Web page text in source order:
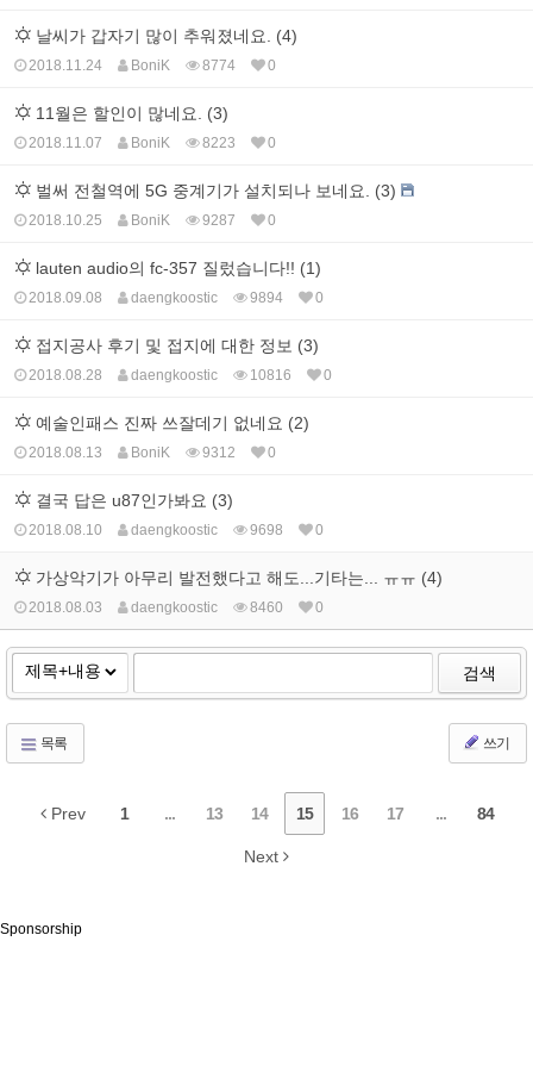
날씨가 갑자기 많이 추워졌네요. (4)
2018.11.24 BoniK 8774 0
11월은 할인이 많네요. (3)
2018.11.07 BoniK 8223 0
벌써 전철역에 5G 중계기가 설치되나 보네요. (3)
2018.10.25 BoniK 9287 0
lauten audio의 fc-357 질렀습니다!! (1)
2018.09.08 daengkoostic 9894 0
접지공사 후기 및 접지에 대한 정보 (3)
2018.08.28 daengkoostic 10816 0
예술인패스 진짜 쓰잘데기 없네요 (2)
2018.08.13 BoniK 9312 0
결국 답은 u87인가봐요 (3)
2018.08.10 daengkoostic 9698 0
가상악기가 아무리 발전했다고 해도...기타는... ㅠㅠ (4)
2018.08.03 daengkoostic 8460 0
검색
목록 쓰기
Prev 1 ... 13 14 15 16 17 ... 84
Next
Sponsorship